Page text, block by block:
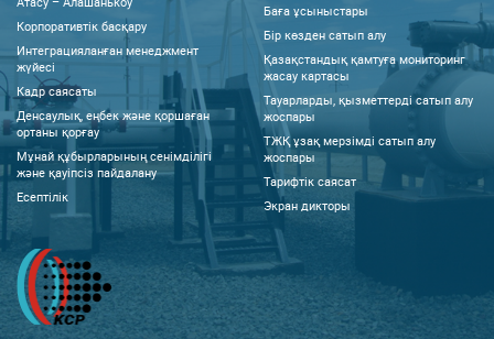
Корпоративтік басқару
Интеграцияланған менеджмент
жүйесі
Кадр саясаты
Денсаулық, еңбек және қоршаған
ортаны қорғау
Мұнай құбырларының сенімділігі
және қауіпсіз пайдалану
Есептілік
Баға ұсыныстары
Бір көзден сатып алу
Қазақстандық қамтуға мониторинг
жасау картасы
Тауарларды, қызметтерді сатып алу
жоспары
ТЖҚ ұзақ мерзімді сатып алу
жоспары
Тарифтік саясат
Экран дикторы